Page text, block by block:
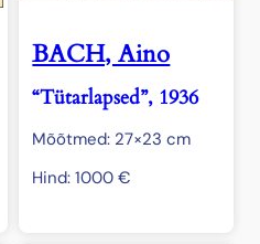
BACH, Aino
“Tütarlapsed”, 1936
Mõõtmed: 27×23 cm
Hind:1000€